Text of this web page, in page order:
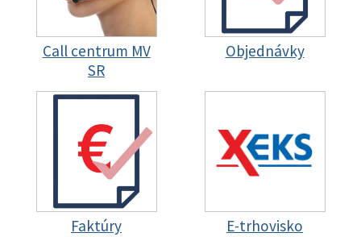
Call centrum MV
SR
Objednávky
Faktúry E-trhovisko